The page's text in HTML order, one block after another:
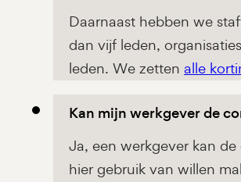
Daarnaast hebben we
dan vijf leden,
leden. We zetten alle
Kan mijn werkgever de
Ja, een werkgever kan
hier gebruik van willen